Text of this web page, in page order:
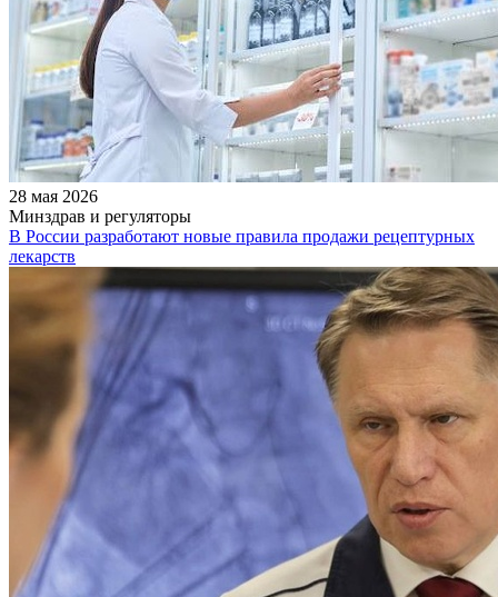
28 мая 2026
Минздрав и регуляторы
В России разработают новые правила продажи рецептурных
лекарств